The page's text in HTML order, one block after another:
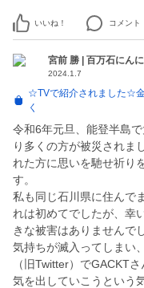
いいね！ コメント
宮前 勝 | 百万石にんに
2024.1.7
☆TVで紹介されました☆
く
令和6年元旦、能登半島
り多くの方が被災されま
れた方に思いを馳せ祈り
す。
私も同じ石川県に住んで
れは初めてでしたが、幸
きな被害はありませんで
気持ちが滅入ってしまい
（旧Twitter）でGACKT
気を出していこうという